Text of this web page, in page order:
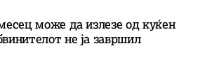
може да излезе од куќен
не ја завршил